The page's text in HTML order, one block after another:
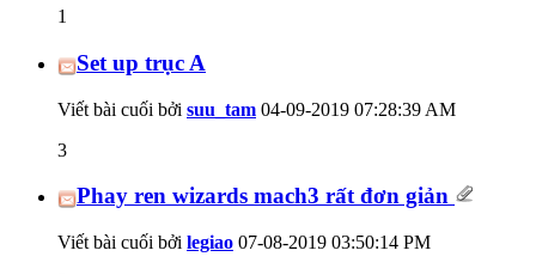
1
Set up trục A
Viết bài cuối bởi suu_tam 04-09-2019 07:28:39 AM
3
Phay ren wizards mach3 rất đơn giản
Viết bài cuối bởi legiao 07-08-2019 03:50:14 PM